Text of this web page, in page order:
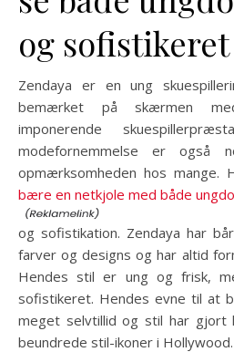
og
Zendaya er en ung
bemærket på skærmen
imponerende
modefornemmelse er også
opmærksomheden hos mange.
bære en netkjole med både
og sofistikation. Zendaya har
farver og designs og har altid
Hendes stil er ung og frisk,
sofistikeret. Hendes evne til at
meget selvtillid og stil har
beundrede stil-ikoner i Hollywood.